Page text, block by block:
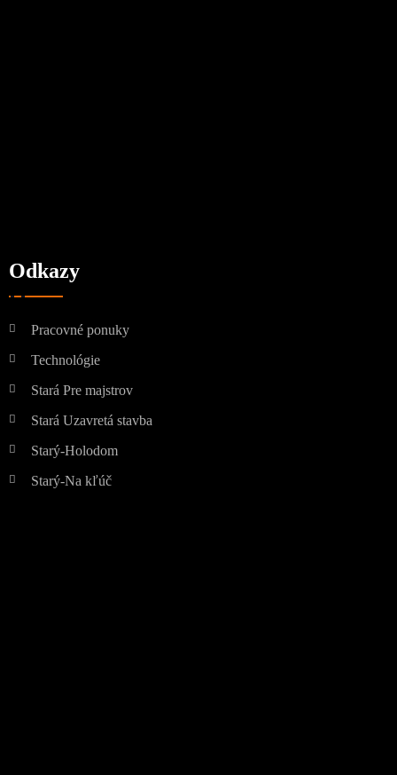
Odkazy
Pracovné ponuky
Technológie
Stará Pre majstrov
Stará Uzavretá stavba
Starý-Holodom
Starý-Na kľúč